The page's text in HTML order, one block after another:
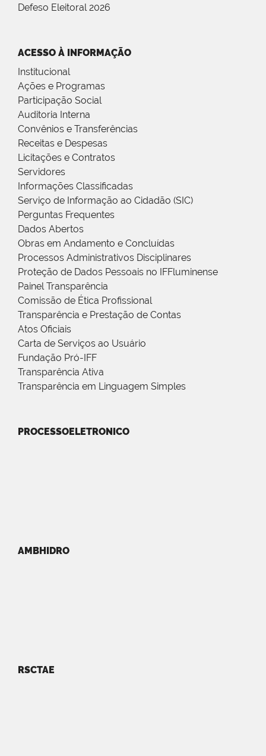
Defeso Eleitoral 2026
ACESSO À INFORMAÇÃO
Institucional
Ações e Programas
Participação Social
Auditoria Interna
Convênios e Transferências
Receitas e Despesas
Licitações e Contratos
Servidores
Informações Classificadas
Serviço de Informação ao Cidadão (SIC)
Perguntas Frequentes
Dados Abertos
Obras em Andamento e Concluídas
Processos Administrativos Disciplinares
Proteção de Dados Pessoais no IFFluminense
Painel Transparência
Comissão de Ética Profissional
Transparência e Prestação de Contas
Atos Oficiais
Carta de Serviços ao Usuário
Fundação Pró-IFF
Transparência Ativa
Transparência em Linguagem Simples
PROCESSOELETRONICO
AMBHIDRO
RSCTAE